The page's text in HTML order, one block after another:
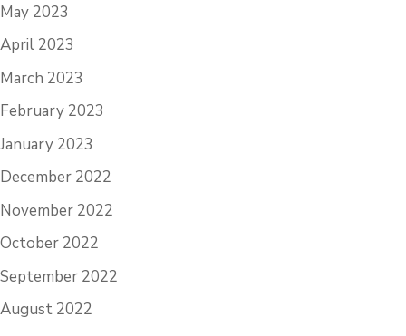
May 2023
April 2023
March 2023
February 2023
January 2023
December 2022
November 2022
October 2022
September 2022
August 2022